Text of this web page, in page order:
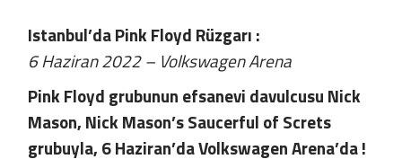
Istanbul’da Pink Floyd Rüzgarı :
6 Haziran 2022 – Volkswagen Arena
Pink Floyd grubunun efsanevi davulcusu Nick
Mason, Nick Mason’s Saucerful of Screts
grubuyla, 6 Haziran’da Volkswagen Arena’da !